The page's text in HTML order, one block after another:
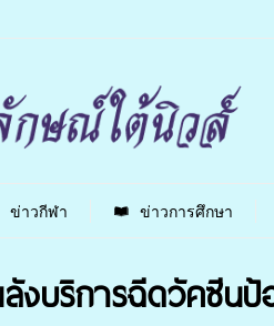
ข่าวกีฬา ข่าวการศึกษา
บริการฉีดวัคซีนป้อ